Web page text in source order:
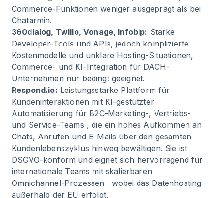
Commerce-Funktionen weniger ausgeprägt als bei
Chatarmin.
360dialog, Twilio, Vonage, Infobip: Starke
Developer-Tools und APIs, jedoch komplizierte
Kostenmodelle und unklare Hosting-Situationen,
Commerce- und KI-Integration für DACH-
Unternehmen nur bedingt geeignet.
Respond.io: Leistungsstarke Plattform für
Kundeninteraktionen mit KI-gestützter
Automatisierung für B2C-Marketing-, Vertriebs-
und Service-Teams , die ein hohes Aufkommen an
Chats, Anrufen und E-Mails über den gesamten
Kundenlebenszyklus hinweg bewältigen. Sie ist
DSGVO-konform und eignet sich hervorragend für
internationale Teams mit skalierbaren
Omnichannel-Prozessen , wobei das Datenhosting
außerhalb der EU erfolgt.